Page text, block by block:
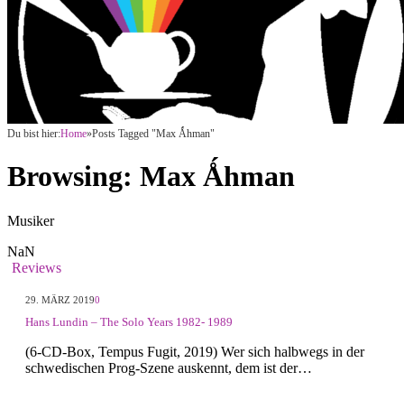
Du bist hier:Home»Posts Tagged "Max Ǻhman"
Browsing: Max Ǻhman
Musiker
NaN
Reviews
29. MÄRZ 20190
Hans Lundin – The Solo Years 1982- 1989
(6-CD-Box, Tempus Fugit, 2019) Wer sich halbwegs in der
schwedischen Prog-Szene auskennt, dem ist der…